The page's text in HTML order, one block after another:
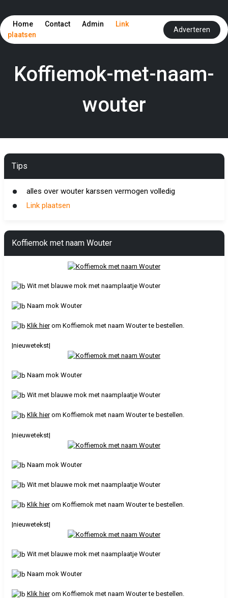
Home Contact Admin
Link
plaatsen
Adverteren
Koffiemok-met-naam-
wouter
Tips
alles over wouter karssen vermogen volledig
Link plaatsen
Koffiemok met naam Wouter
Wit met blauwe mok met naamplaatje Wouter
Naam mok Wouter
Klik hierom Koffiemok met naam Wouter te bestellen.
|nieuwetekst|
Naam mok Wouter
Wit met blauwe mok met naamplaatje Wouter
Klik hierom Koffiemok met naam Wouter te bestellen.
|nieuwetekst|
Naam mok Wouter
Wit met blauwe mok met naamplaatje Wouter
Klik hierom Koffiemok met naam Wouter te bestellen.
|nieuwetekst|
Wit met blauwe mok met naamplaatje Wouter
Naam mok Wouter
Klik hierom Koffiemok met naam Wouter te bestellen.